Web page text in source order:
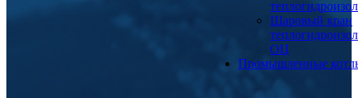
Шаровый кран
ОЦ
Промышленные